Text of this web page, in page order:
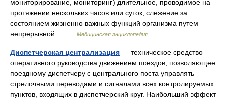
мониторирование, мониторинг) длительное, проводимое на
протяжении нескольких часов или суток, слежение за
состоянием жизненно важных функций организма путем
непрерывной… …
Медицинская энциклопедия
Диспетчерская централизация — техническое средство
оперативного руководства движением поездов, позволяющее
поездному диспетчеру с центрального поста управлять
стрелочными переводами и сигналами всех контролируемых
пунктов, входящих в диспетчерский круг. Наибольший эффект